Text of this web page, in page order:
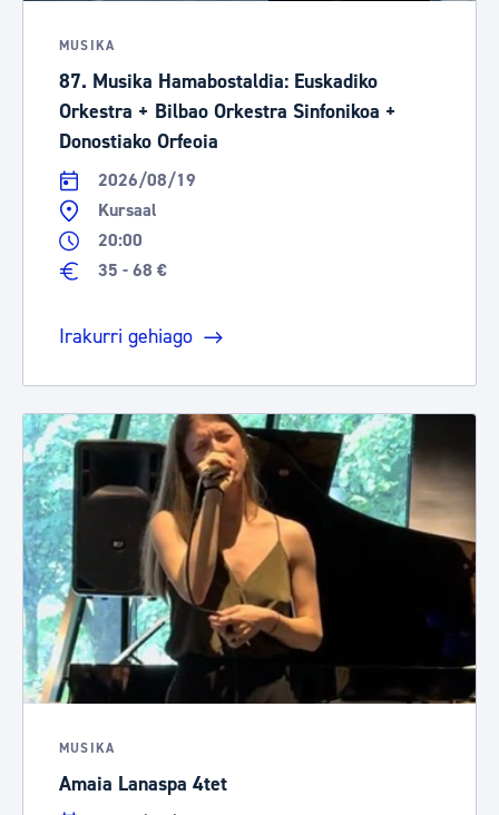
MUSIKA
87. Musika Hamabostaldia: Euskadiko
Orkestra + Bilbao Orkestra Sinfonikoa +
Donostiako Orfeoia
2026/08/19
Kursaal
20:00
35 - 68 €
Irakurri gehiago
MUSIKA
Amaia Lanaspa 4tet